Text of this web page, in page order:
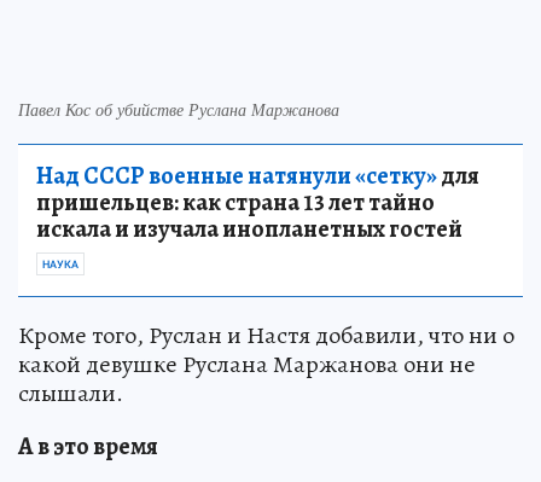
Павел Кос об убийстве Руслана Маржанова
Над СССР военные натянули «сетку»для
пришельцев: как страна 13 лет тайно
искала и изучала инопланетных гостей
НАУКА
Кроме того, Руслан и Настя добавили, что ни о
какой девушке Руслана Маржанова они не
слышали.
А в это время